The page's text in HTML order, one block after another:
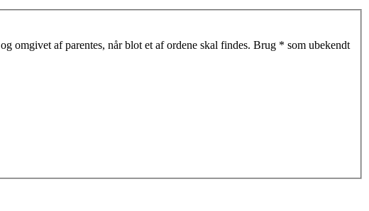
og omgivet af parentes, når blot et af ordene skal findes. Brug * som ubekendt